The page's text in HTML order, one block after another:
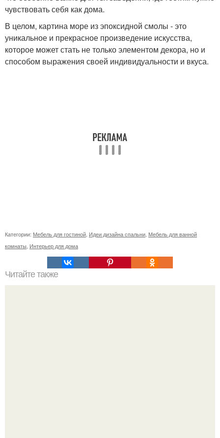
чувствовать себя как дома.
В целом, картина море из эпоксидной смолы - это
уникальное и прекрасное произведение искусства,
которое может стать не только элементом декора, но и
способом выражения своей индивидуальности и вкуса.
Категории: Мебель для гостиной Идеи дизайна спальни Мебель для ванной
комнаты Интерьер для дома
Читайте также